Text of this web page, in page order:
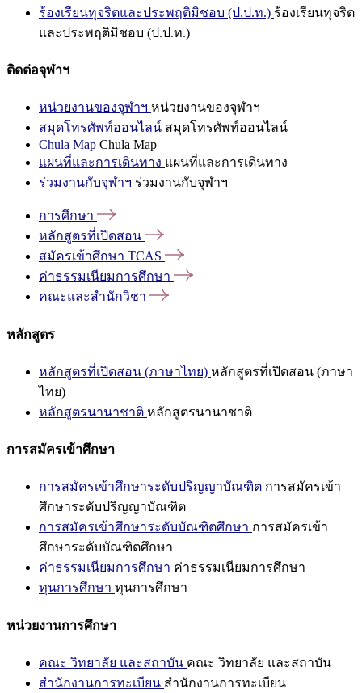
ร้องเรียนทุจริตและประพฤติมิชอบ (ป.ป.ท.) ร้องเรียนทุจริต
และประพฤติมิชอบ (ป.ป.ท.)
ติดต่อจุฬาฯ
หน่วยงานของจุฬาฯ หน่วยงานของจุฬาฯ
สมุดโทรศัพท์ออนไลน์ สมุดโทรศัพท์ออนไลน์
Chula Map Chula Map
แผนที่และการเดินทาง แผนที่และการเดินทาง
ร่วมงานกับจุฬาฯ ร่วมงานกับจุฬาฯ
การศึกษา
หลักสูตรที่เปิดสอน
สมัครเข้าศึกษา TCAS
ค่าธรรมเนียมการศึกษา
คณะและสำนักวิชา
หลักสูตร
หลักสูตรที่เปิดสอน (ภาษาไทย) หลักสูตรที่เปิดสอน (ภาษา
ไทย)
หลักสูตรนานาชาติ หลักสูตรนานาชาติ
การสมัครเข้าศึกษา
การสมัครเข้าศึกษาระดับปริญญาบัณฑิต การสมัครเข้า
ศึกษาระดับปริญญาบัณฑิต
การสมัครเข้าศึกษาระดับบัณฑิตศึกษา การสมัครเข้า
ศึกษาระดับบัณฑิตศึกษา
ค่าธรรมเนียมการศึกษา ค่าธรรมเนียมการศึกษา
ทุนการศึกษา ทุนการศึกษา
หน่วยงานการศึกษา
คณะ วิทยาลัย และสถาบัน คณะ วิทยาลัย และสถาบัน
สำนักงานการทะเบียน สำนักงานการทะเบียน